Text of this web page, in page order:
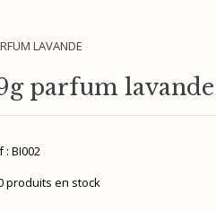
LAVANDE
parfum lavande
: BI002
produits en stock